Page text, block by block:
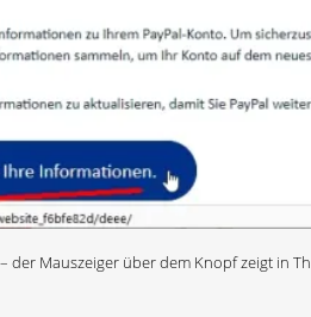
der Mauszeiger über dem Knopf zeigt in